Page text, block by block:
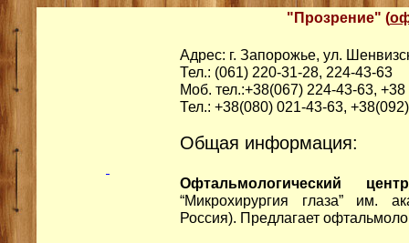
"Прозрение" (
Адрес: г. Запорожье, ул.
Тел.: (061) 220-31-28, 224-43-63
Моб. тел.:+38(067) 224-43-63,
Тел.: +38(080) 021-43-63,
Общая информация:
Офтальмологический
“Микрохирургия глаза” им.
Россия). Предлагает